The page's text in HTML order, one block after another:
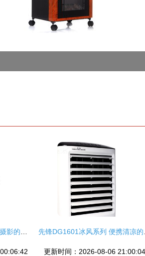
更新时间：2026-08-06 21:00:04